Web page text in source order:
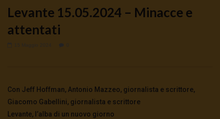
9 Agosto 2026 - LUD:7 Agosto 2026
0
197 0 0
8 Agosto 2026 - LUD:
Levante 15.05.2024 – Minacce e
attentati
Con Jeff Hoffman, Antonio Mazzeo, giornalista e scrittore,
Giacomo Gabellini, giornalista e scrittore
Levante, l’alba di un nuovo giorno